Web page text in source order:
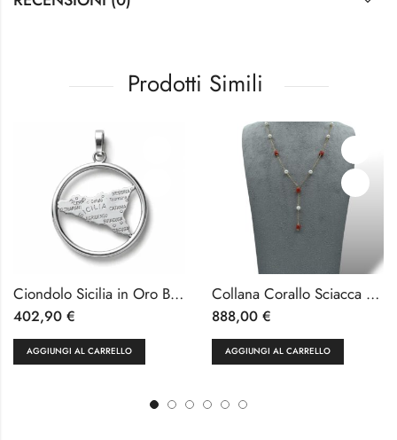
Prodotti Simili
Ciondolo Sicilia in Oro Bianco 18kt
402,90 €
AGGIUNGI AL CARRELLO
Collana Corallo Sciacca Barilotti e Perle Fresh Water 5-5.5mm con Catena Oro 18k
888,00 €
AGGIUNGI AL CARRELLO